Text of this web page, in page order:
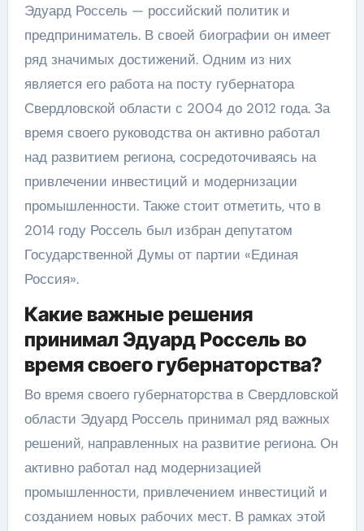
Эдуард Россель — российский политик и
предприниматель. В своей биографии он имеет
ряд значимых достижений. Одним из них
является его работа на посту губернатора
Свердловской области с 2004 до 2012 года. За
время своего руководства он активно работал
над развитием региона, сосредоточиваясь на
привлечении инвестиций и модернизации
промышленности. Также стоит отметить, что в
2014 году Россель был избран депутатом
Государственной Думы от партии «Единая
Россия».
Какие важные решения
принимал Эдуард Россель во
время своего губернаторства?
Во время своего губернаторства в Свердловской
области Эдуард Россель принимал ряд важных
решений, направленных на развитие региона. Он
активно работал над модернизацией
промышленности, привлечением инвестиций и
созданием новых рабочих мест. В рамках этой